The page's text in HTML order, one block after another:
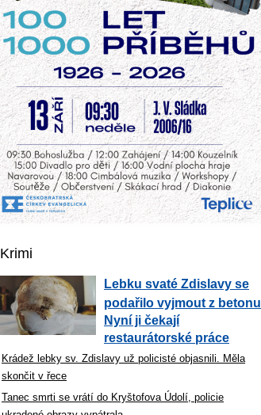
Krimi
Lebku svaté Zdislavy se
podařilo vyjmout z betonu.
Nyní ji čekají
restaurátorské práce
Krádež lebky sv. Zdislavy už policisté objasnili. Měla
skončit v řece
Tanec smrti se vrátí do Kryštofova Údolí, policie